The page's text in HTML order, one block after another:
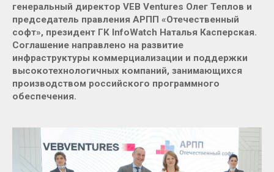
генеральный директор VEB Ventures Олег Теплов и
председатель правления АРПП «Отечественный
софт», президент ГК InfoWatch Наталья Касперская.
Соглашение направлено на развитие
инфраструктуры коммерциализации и поддержки
высокотехнологичных компаний, занимающихся
производством российского программного
обеспечения.